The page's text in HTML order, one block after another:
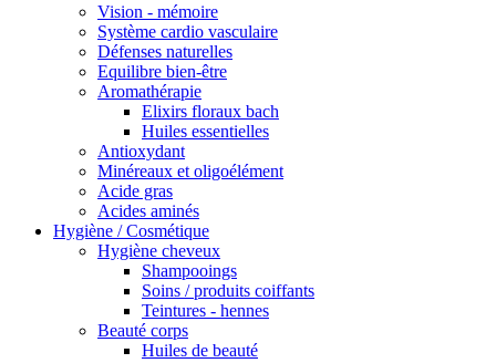
Vision - mémoire
Système cardio vasculaire
Défenses naturelles
Equilibre bien-être
Aromathérapie
Elixirs floraux bach
Huiles essentielles
Antioxydant
Minéreaux et oligoélément
Acide gras
Acides aminés
Hygiène / Cosmétique
Hygiène cheveux
Shampooings
Soins / produits coiffants
Teintures - hennes
Beauté corps
Huiles de beauté